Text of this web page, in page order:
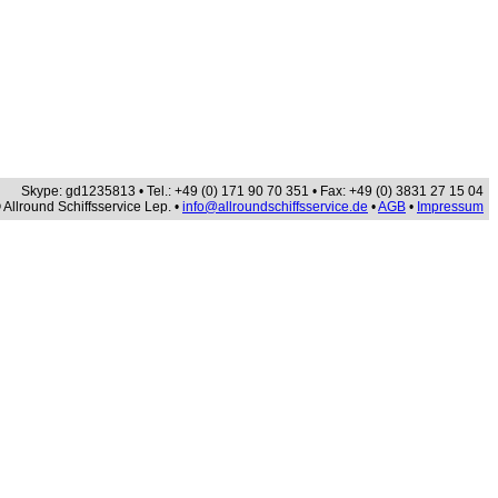
Skype: gd1235813 • Tel.: +49 (0) 171 90 70 351 • Fax: +49 (0) 3831 27 15 04
Allround Schiffsservice Lep. • info@allroundschiffsservice.de •AGB • Impressum